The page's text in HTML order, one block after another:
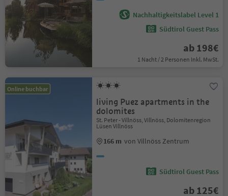
Nachhaltigkeitslabel Level 1
Südtirol Guest Pass
ab 198€
1 Nacht / 2 Personen Inkl. MwSt.
Online buchbar
living Puez apartments in the
dolomites
St. Peter - Villnöss, Villnöss, Dolomitenregion
Lüsen Villnöss
166 m von Villnöss Zentrum
Südtirol Guest Pass
ab 125€